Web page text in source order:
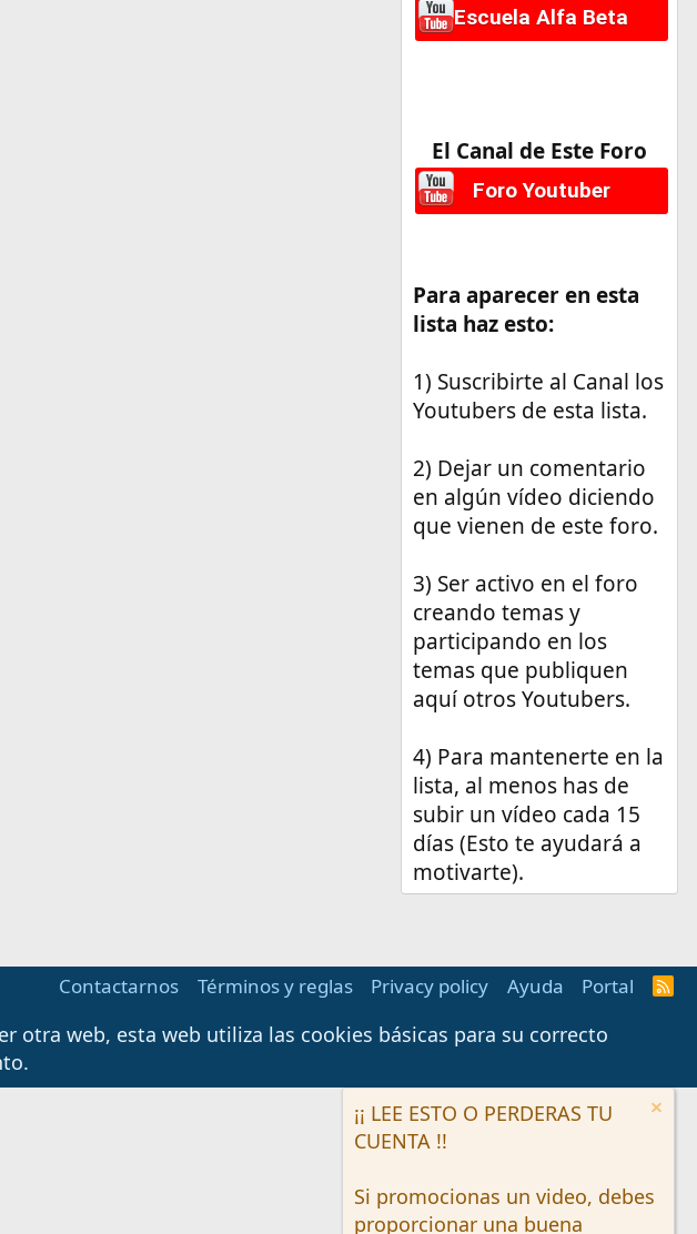
Escuela Alfa Beta
El Canal de Este Foro
Foro Youtuber
Para aparecer en esta
lista haz esto:
1) Suscribirte al Canal los
Youtubers de esta lista.
2) Dejar un comentario
en algún vídeo diciendo
que vienen de este foro.
3) Ser activo en el foro
creando temas y
participando en los
temas que publiquen
aquí otros Youtubers.
4) Para mantenerte en la
lista, al menos has de
subir un vídeo cada 15
días (Esto te ayudará a
motivarte).
Contactarnos Términos y reglas Privacy policy Ayuda Portal
R
otra web, esta web utiliza las cookies básicas para su correcto
¡¡ LEE ESTO O PERDERAS TU
CUENTA !!
Si promocionas un video, debes
proporcionar una buena